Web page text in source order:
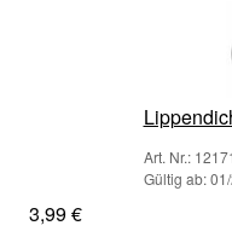
Art. Nr.:
Gültig ab:
3,99 €